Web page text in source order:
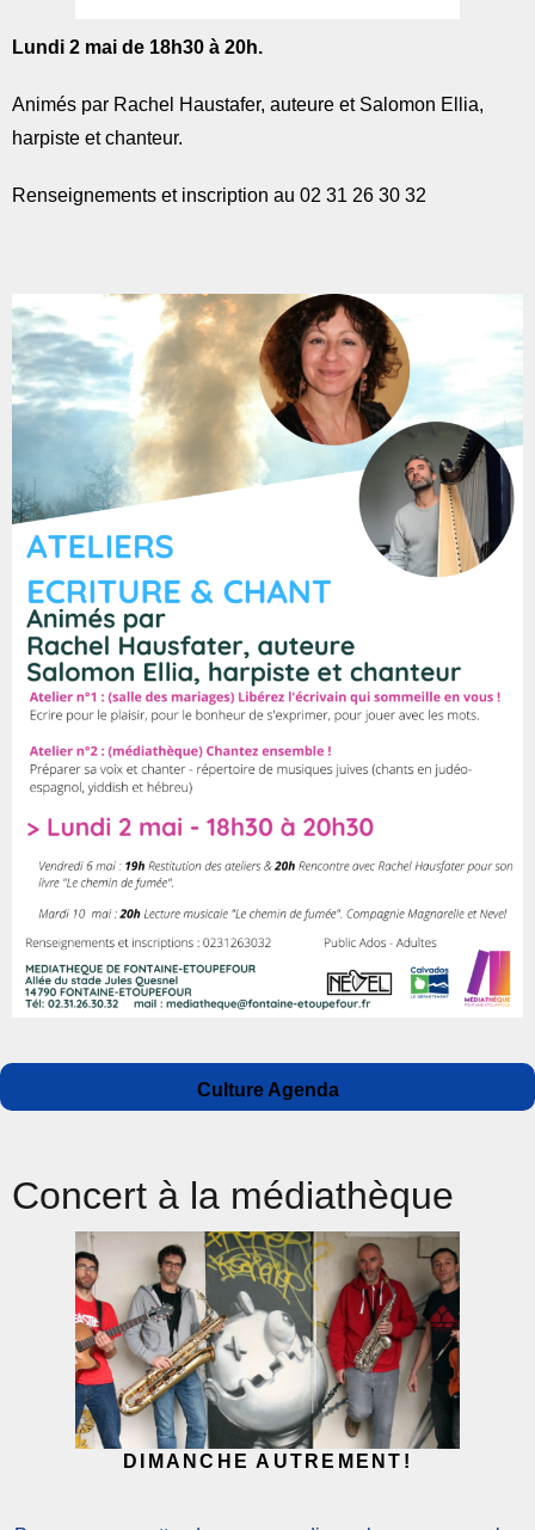
Lundi 2 mai de 18h30 à 20h.
Animés par Rachel Haustafer, auteure et Salomon Ellia,
harpiste et chanteur.
Renseignements et inscription au 02 31 26 30 32
Auteur
Publié
le
Catégories
Culture Agenda
Concert à la médiathèque
DIMANCHE AUTREMENT!